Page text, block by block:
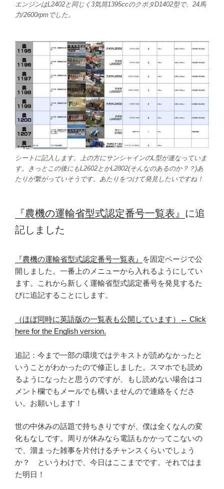
エンジンはL2402と同じく3気筒1395ccのクボタD1402型で、24馬
力/2600rpmでした。
シートに記入します。上の方にサンシャインのL型が連なっていま
す。きっとこの後にもL2602とかL2802(そんなのあるのか？？)あ
たりが繋がっていそうです。あたりをつけて発見したいですね！
『農機の運輸省型式認定番号一覧表』 に追
記しました
『農機の運輸省型式認定番号一覧表』
を固定ページで公
開しました。一番上のメニューから入れるようにしてい
ます。これから新しく運輸省型式認定番号を発見するた
びに追記することにします。
（ほぼ同時に英語版の一覧表も公開しています）← Click
here for the English version.
追記：今まで一部の環境ではテキストが読めなかったと
いうことがわかったので修正しました。スマホでも読め
るようになったと思うのですが、もし読めない場合はコ
メント欄でもメールでも構いませんので連絡をくださ
い。お願いします！
世の中休みの話題で持ちきりですが、僕は全くなんの変
化もなしです。周りが休みなら電話もかかってこないの
で、溜まった雑事を片付けるチャンスくらいでしょう
か？ というわけで、今日はここまでです。それではま
た明日！